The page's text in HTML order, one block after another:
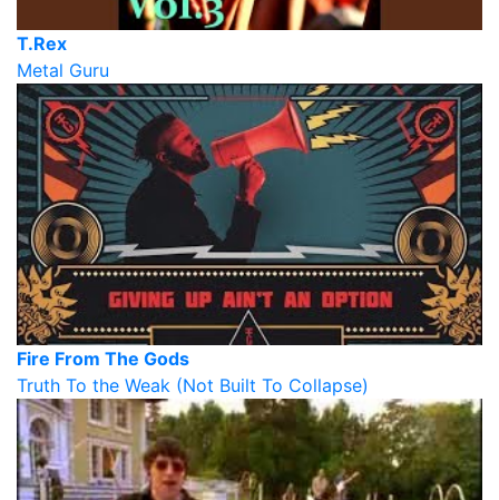
T.Rex
Metal Guru
Fire From The Gods
Truth To the Weak (Not Built To Collapse)